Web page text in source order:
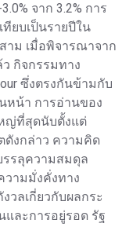
จาก 3.2% การ
ทียบเป็นรายปีใน
าม เมื่อพิจารณาจาก
กิจกรรมทาง
ซึ่งตรงกันข้ามกับ
หน้า การอ่านของ
ญ่ที่สุดนับตั้งแต่
ดังกล่าว ความคิด
รรลุความสมดุล
ามมั่งคั่งทาง
วลเกี่ยวกับผลกระ
ละการอยู่รอด รัฐ